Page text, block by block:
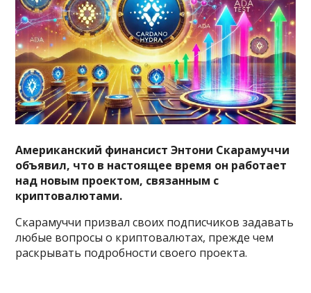
Американский финансист Энтони Скарамуччи
объявил, что в настоящее время он работает
над новым проектом, связанным с
криптовалютами.
Скарамуччи призвал своих подписчиков задавать
любые вопросы о криптовалютах, прежде чем
раскрывать подробности своего проекта.